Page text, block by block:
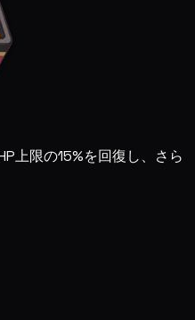
上限の15%を回復し、さら